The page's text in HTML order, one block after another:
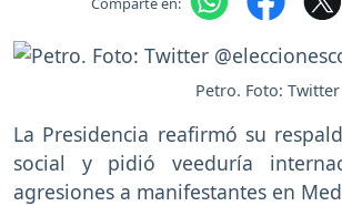
Petro. Foto:
La Presidencia reafirmó su
social y pidió veeduría
agresiones a manifestantes en